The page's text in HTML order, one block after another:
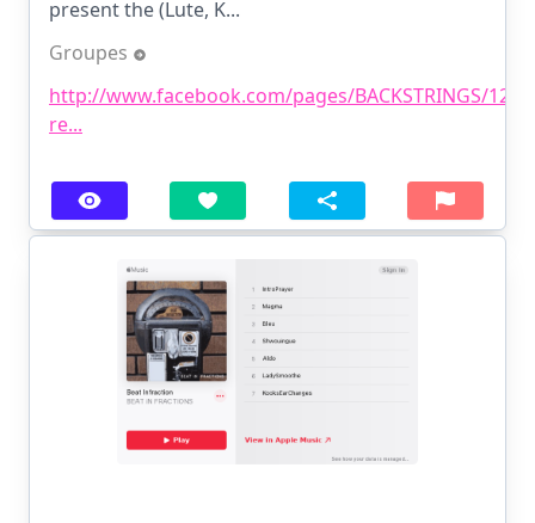
present the (Lute, K...
Groupes
http://www.facebook.com/pages/BACKSTRINGS/
re...